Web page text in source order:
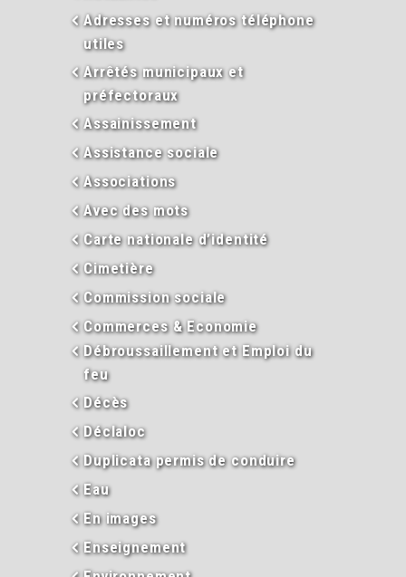
Adresses et numéros téléphone
utiles
Arrêtés municipaux et
préfectoraux
Assainissement
Assistance sociale
Associations
Avec des mots
Carte nationale d’identité
Cimetière
Commission sociale
Commerces & Economie
Débroussaillement et Emploi du
feu
Décès
Déclaloc
Duplicata permis de conduire
Eau
En images
Enseignement